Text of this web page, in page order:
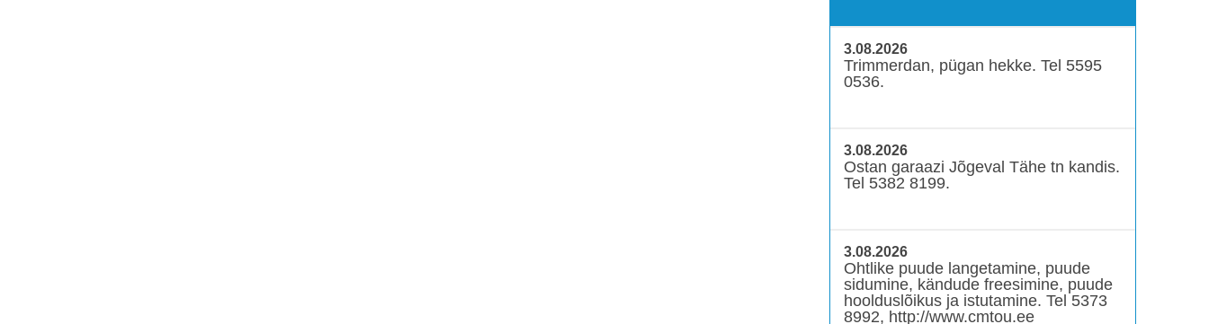
3.08.2026
Trimmerdan, pügan hekke. Tel 5595
0536.
3.08.2026
Ostan garaazi Jõgeval Tähe tn kandis.
Tel 5382 8199.
3.08.2026
Ohtlike puude langetamine, puude
sidumine, kändude freesimine, puude
hoolduslõikus ja istutamine. Tel 5373
8992, http://www.cmtou.ee